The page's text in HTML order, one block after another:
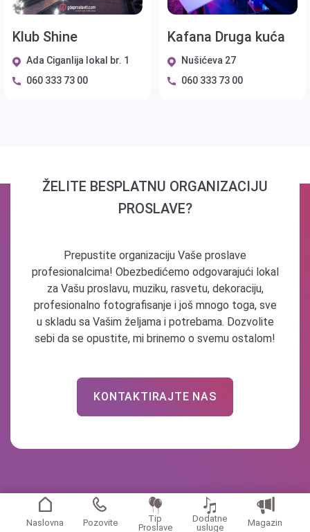
Naslovna Pozovite
Tip
Proslave
Dodatne
usluge
Magazin
Klub Shine
Ada Ciganlija lokal br. 1
060 333 73 00
Kafana Druga kuća
Nušićeva 27
060 333 73 00
ŽELITE BESPLATNU ORGANIZACIJU
PROSLAVE?
Prepustite organizaciju Vaše proslave
profesionalcima! Obezbedićemo odgovarajući lokal
za Vašu proslavu, muziku, rasvetu, dekoraciju,
profesionalno fotografisanje i još mnogo toga, sve
u skladu sa Vašim željama i potrebama. Dozvolite
sebi da se opustite, mi brinemo o svemu ostalom!
KONTAKTIRAJTE NAS